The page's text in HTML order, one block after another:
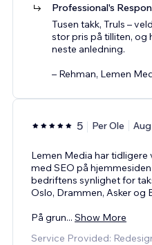
Professional's
Tusen takk, Truls –
stor pris på tilliten, og
neste anledning.
– Rehman, Lemen
5 Per Ole
Lemen Media har
med SEO på
bedriftens synlighet for
Oslo, Drammen, Asker og
På grun... Show More
Service Provided: